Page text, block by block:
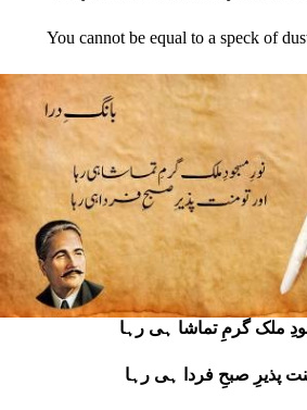
You cannot be equal to a speck of
ملک گرمِ تماشا ہی رہا
پذیرِ صبحِ فردا ہی رہا